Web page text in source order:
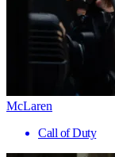
McLaren
Call of Duty